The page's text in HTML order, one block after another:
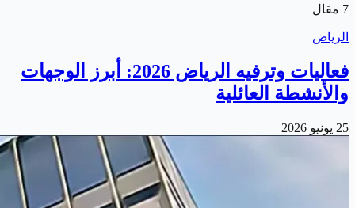
7 مقال
الرياض
فعاليات وترفيه الرياض 2026: أبرز الوجهات
والأنشطة العائلية
25 يونيو 2026